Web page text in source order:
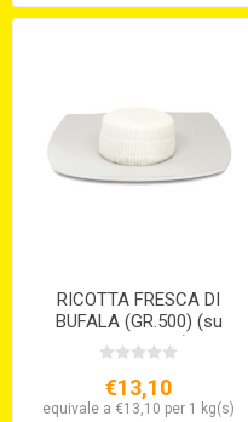
RICOTTA FRESCA DI
BUFALA (GR.500) (su
ordinazione)
€13,10
equivale a €13,10 per 1 kg(s)